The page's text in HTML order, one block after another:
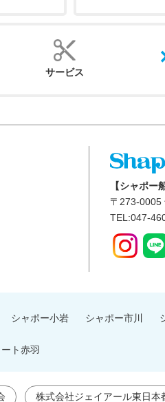
サービス
【シャポー
〒 273-0005
TEL:047-
シャポー小岩 シャポー市川
ト赤羽
株式会社ジェイアール東日本